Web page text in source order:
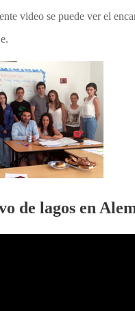
video se puede ver el
de lagos en